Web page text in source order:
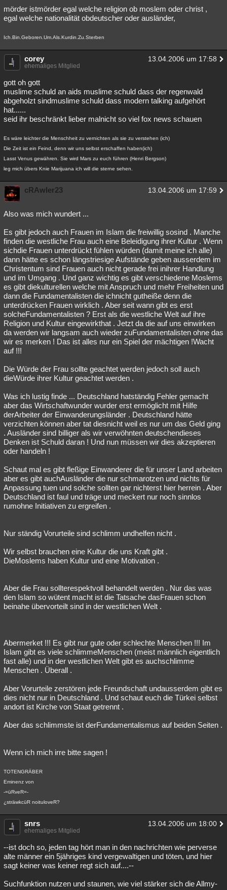
mörder istmörder egal welche religion ob moslem oder christ ,
egal welche nationalität obdeutscher oder ausländer,
Ich.Bin.Geboren.Um.Als.Kurdin.Zu.Sterben
corey 13.04.2006 um 17:58
ehemaliges Mitglied
gott oh gott
muslime schuld an aids muslime schuld dass der regenwald
abgeholzt sindmuslime schuld dass modern talking aufgehört
hat......
seid ihr beschränkt lieber malnicht so viel fox news schauen
Es wäre leichter die Menschheit zu vernichten als sie zu verstehen (ich)
Die Zeit ist ein Feind, denn wir uns selbst erschaffen haben(ich)
Lasst Venus gewähren. Sie wird Mars zu euch führen (Henri Bergson)
leg mich übers Knie Marijuana ich will die sterne sehen.
cRAwler23 13.04.2006 um 17:59
Also was mich wundert ...
Es gibt jedoch auch Frauen im Islam die freiwillig sosind . Manche
finden die westliche Frau auch eine Beleidigung ihrer Kultur . Wenn
sichdie Frauen unterdrückt fühlen würden (damit meine ich alle)
dann hätte es schon längstriesige Aufstände geben ausserdem im
Christentum sind Frauen auch nicht gerade frei inihrer Handlung
und im Umgang . Und ganz wichtig es gibt verschiedene Moslems
es gibt diekulturellen welche mit Anspruch und mehr Freiheiten und
dann die Fundamentalisten die ichnicht gutheiße denn die
unterdrücken Frauen wirklich . Aber seit wann gibt es erst
solcheFundamentalisten ? Erst als die westliche Welt auf ihre
Religion und Kultur eingewirkthat . Jetzt da die auf uns einwirken
da werden wir langsam auch wieder zuFundamentalisten ohne das
wir es merken ! Das ist alles nur ein Spiel der mächtigen !Wacht
auf !!!
Die Würde der Frau sollte geachtet werden jedoch soll auch
dieWürde ihrer Kultur geachtet werden .
Was ich lustig finde ... Deutschland hatständig Fehler gemacht
aber das Wirtschaftwunder wurder erst ermöglicht mit Hilfe
derArbeiter der Einwanderungsländer . Deutschland hätte
verzichten können aber tat diesnicht weil es nur um das Geld ging
. Ausländer sind billiger als wir verwöhnten deutschendieses
Denken ist Schuld daran ! Und nun müssen wir dies akzeptieren
oder handeln !
Schaut mal es gibt fleßige Einwanderer die für unser Land arbeiten
aber es gibt auchAusländer die nur schmarotzen und nichts für
Anpassung tuen und solche sollten gar nichterst hier herrein . Aber
Deutschland ist faul und träge und meckert nur noch sinnlos
rumohne Initiativen zu ergreifen .
Nur ständig Vorurteile sind schlimm undhelfen nicht .
Wir selbst brauchen eine Kultur die uns Kraft gibt .
DieMoslems haben Kultur und eine Motivation .
Aber die Frau sollterespektvoll behandelt werden . Nur das was
den Islam so wütent macht ist die Tatsache dasFrauen schon
beinahe übervorteilt sind in der westlichen Welt .
Abermerket !!! Es gibt nur gute oder schlechte Menschen !!! Im
Islam gibt es viele schlimmeMenschen (meist männlich eigentlich
fast alle) und in der westlichen Welt gibt es auchschlimme
Menschen . Überall .
Aber Vorurteile zerstören jede Freundschaft undausserdem gibt es
dies nicht nur in Deutschland . Und schaut euch die Türkei selbst
andort ist Kirche von Staat getrennt .
Aber das schlimmste ist derFundamentalismus auf beiden Seiten .
Wenn ich mich irre bitte sagen !
TOTENGRÄBER
Eminenz von
-=üRveR=-
¿sträwkcüR noituloveR?
snrs 13.04.2006 um 18:00
ehemaliges Mitglied
--ist doch so, jeden tag hört man in den nachrichten wie perverse
alte männer ein 5jähriges kind vergewaltigen und töten, und hier
sagt keiner was keiner regt sich auf....--
Suchfunktion nutzen und staunen, wie viel stärker sich die Allmy-